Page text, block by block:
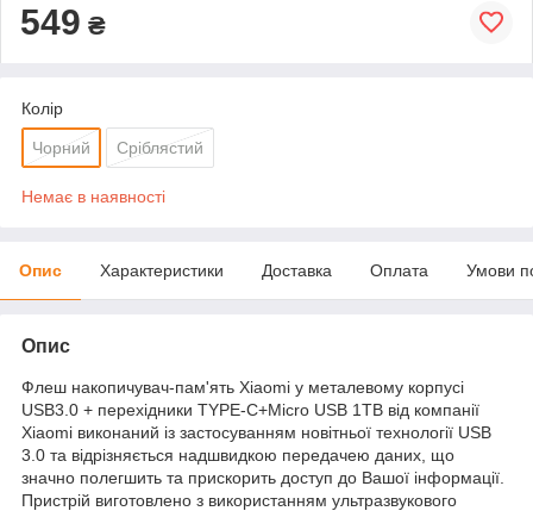
549 ₴
Колір
Чорний Сріблястий
Немає в наявності
Опис Характеристики Доставка Оплата Умови
Опис
Флеш накопичувач-пам'ять Xiaomi у металевому корпусі
USB3.0 + перехідники TYPE-C+Micro USB 1TB від компанії
Xiaomi виконаний із застосуванням новітньої технології USB
3.0 та відрізняється надшвидкою передачею даних, що
значно полегшить та прискорить доступ до Вашої інформації.
Пристрій виготовлено з використанням ультразвукового